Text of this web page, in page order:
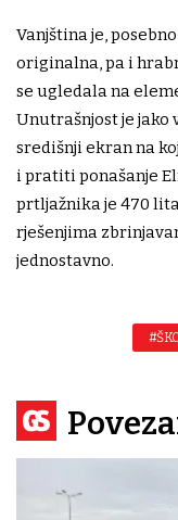
Vanjština je,
originalna, pa i
se ugledala na
Unutrašnjost je jako
središnji ekran na
i pratiti ponašanje
prtljažnika je 470
rješenjima
jednostavno.